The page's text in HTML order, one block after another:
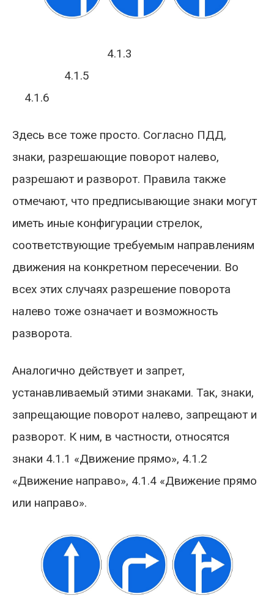
4.1.3
4.1.5
4.1.6
Здесь все тоже просто. Согласно ПДД,
знаки, разрешающие поворот налево,
разрешают и разворот. Правила также
отмечают, что предписывающие знаки могут
иметь иные конфигурации стрелок,
соответствующие требуемым направлениям
движения на конкретном пересечении. Во
всех этих случаях разрешение поворота
налево тоже означает и возможность
разворота.
Аналогично действует и запрет,
устанавливаемый этими знаками. Так, знаки,
запрещающие поворот налево, запрещают и
разворот. К ним, в частности, относятся
знаки 4.1.1 «Движение прямо», 4.1.2
«Движение направо», 4.1.4 «Движение прямо
или направо».